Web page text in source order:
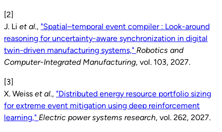
[2]
J. Li et al., "Spatial–temporal event compiler : Look-around
reasoning for uncertainty-aware synchronization in digital
twin-driven manufacturing systems," Robotics and
Computer-Integrated Manufacturing, vol. 103, 2027.
[3]
X. Weiss et al., "Distributed energy resource portfolio sizing
for extreme event mitigation using deep reinforcement
learning," Electric power systems research, vol. 262, 2027.